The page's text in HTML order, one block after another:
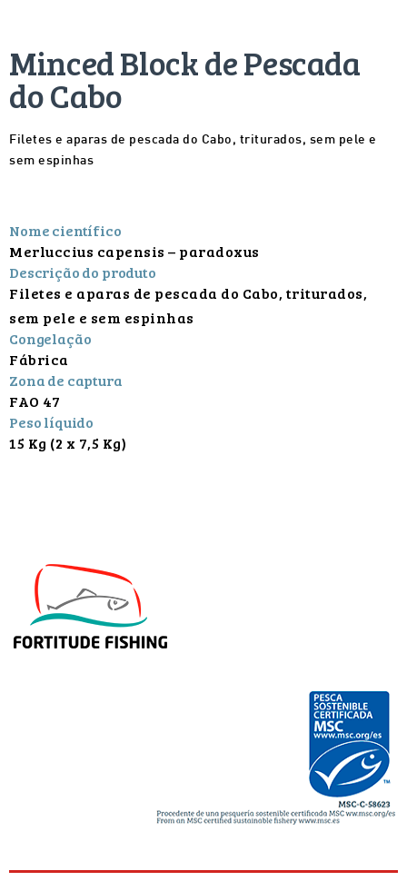
Minced Block de Pescada
do Cabo
Filetes e aparas de pescada do Cabo, triturados, sem pele e
sem espinhas
Nome científico
Merluccius capensis – paradoxus
Descrição do produto
Filetes e aparas de pescada do Cabo, triturados,
sem pele e sem espinhas
Congelação
Fábrica
Zona de captura
FAO 47
Peso líquido
15 Kg (2 x 7,5 Kg)